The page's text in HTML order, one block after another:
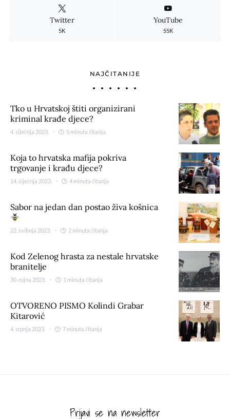
Twitter
5K
YouTube
55K
NAJČITANIJE
Tko u Hrvatskoj štiti organizirani
kriminal krađe djece?
4. siječnja 2023. 5 minuta čitanja
Koja to hrvatska mafija pokriva
trgovanje i krađu djece?
14. siječnja 2023. 4 minuta čitanja
Sabor na jedan dan postao živa košnica
22. svibnja 2023. 2 minuta čitanja
Kod Zelenog hrasta za nestale hrvatske
branitelje
30. rujna 2023. 1 minuta čitanja
OTVORENO PISMO Kolindi Grabar
Kitarović
4. srpnja 2023. 7 minuta čitanja
Prijavi se na newsletter